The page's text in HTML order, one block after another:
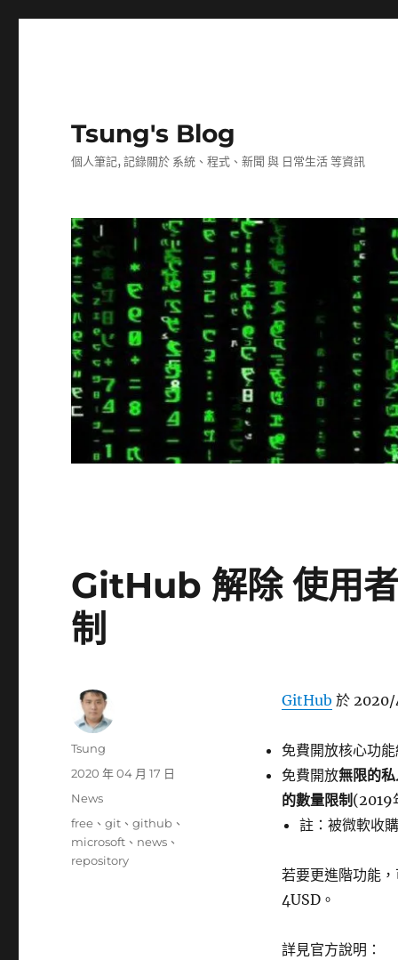
Tsung's Blog
個人筆記, 記錄關於 系統、程式、新聞 與 日常生活 等資訊
GitHub 解除 使用
制
GitHub 於 2020/
免費開放核心功
免費開放無限的
的數量限制 (2019
註：被微軟收
若要更進階功能
4USD。
詳見官方說明：
作
Tsung
發
期:
2020 年 04 月 17 日
分
類
News
標
籤
free 、git 、github 、
microsoft 、 news 、
repository